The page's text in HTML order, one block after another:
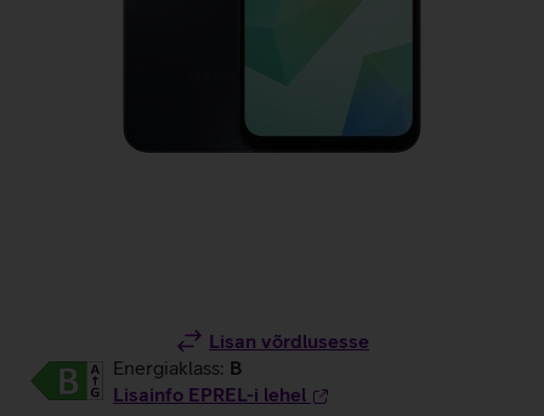
Lisan võrdlusesse
Energiaklass: B
Lisainfo EPREL-i lehel